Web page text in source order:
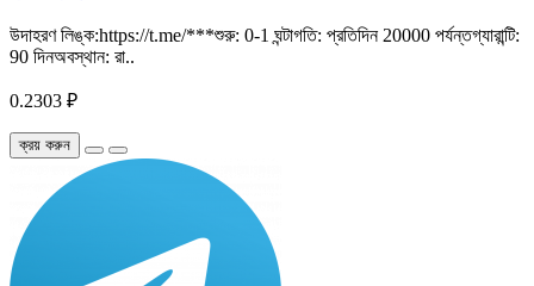
উদাহরণ লিঙ্ক:https://t.me/***শুরু: 0-1 ঘন্টাগতি: প্রতিদিন 20000 পর্যন্তগ্যারান্টি:
90 দিনঅবস্থান: রা..
0.2303 ₽
ক্রয় করুন